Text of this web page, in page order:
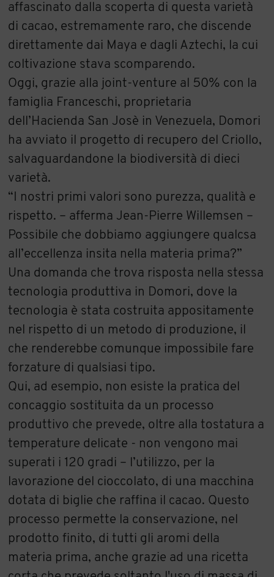
affascinato dalla scoperta di questa varietà
di cacao, estremamente raro, che discende
direttamente dai Maya e dagli Aztechi, la cui
coltivazione stava scomparendo.
Oggi, grazie alla joint-venture al 50% con la
famiglia Franceschi, proprietaria
dell’Hacienda San Josè in Venezuela, Domori
ha avviato il progetto di recupero del Criollo,
salvaguardandone la biodiversità di dieci
varietà.
“I nostri primi valori sono purezza, qualità e
rispetto. – afferma Jean-Pierre Willemsen –
Possibile che dobbiamo aggiungere qualcsa
all’eccellenza insita nella materia prima?”
Una domanda che trova risposta nella stessa
tecnologia produttiva in Domori, dove la
tecnologia è stata costruita appositamente
nel rispetto di un metodo di produzione, il
che renderebbe comunque impossibile fare
forzature di qualsiasi tipo.
Qui, ad esempio, non esiste la pratica del
concaggio sostituita da un processo
produttivo che prevede, oltre alla tostatura a
temperature delicate - non vengono mai
superati i 120 gradi – l’utilizzo, per la
lavorazione del cioccolato, di una macchina
dotata di biglie che raffina il cacao. Questo
processo permette la conservazione, nel
prodotto finito, di tutti gli aromi della
materia prima, anche grazie ad una ricetta